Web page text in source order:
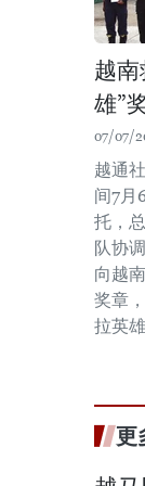
越
雄”
07/07/
越通
间7月
托，
队协
向越
奖章
拉英雄
更